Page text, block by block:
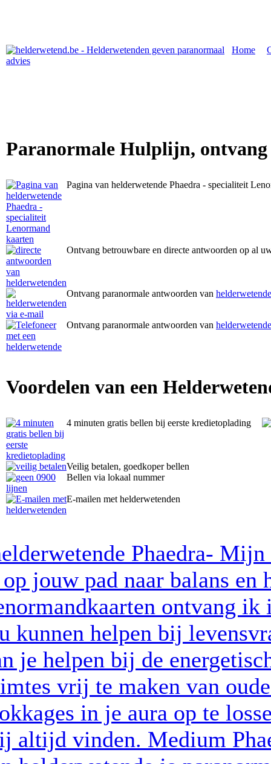
Home
Paranormale Hulplijn,
Pagina van helderwetende Phaedra - specialiteit
Ontvang betrouwbare en directe antwoorden op al
Ontvang paranormale antwoorden van
Ontvang paranormale antwoorden van
Voordelen van een
4 minuten gratis bellen bij eerste kredietoplading
Veilig betalen, goedkoper bellen
Bellen via lokaal nummer
E-mailen met helderwetenden